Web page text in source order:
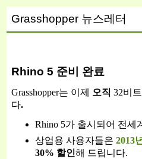
Grasshopper 뉴스레터
Rhino 5 준비 완료
Grasshopper는 이제 오직 32비
다.
Rhino 5가 출시되어 전
상업용 사용자들은 2013
30% 할인해 드립니다.